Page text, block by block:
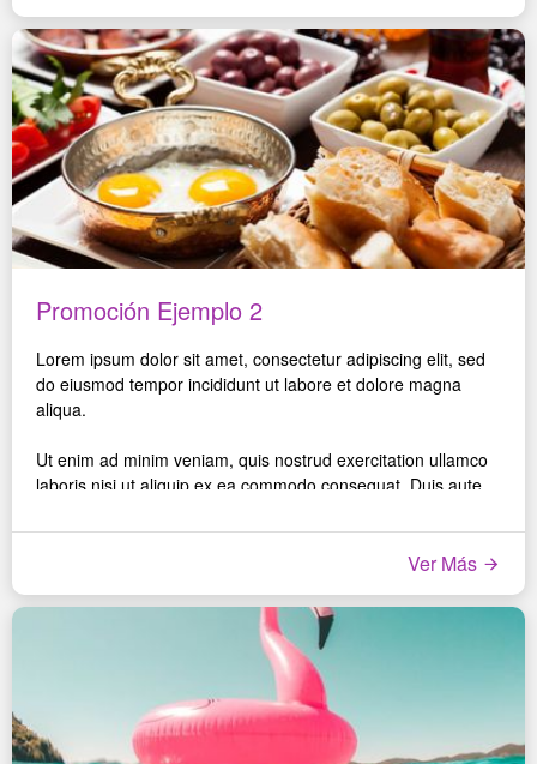
qui officia deserunt mollit anim id est laborum
Promoción Ejemplo 2
Lorem ipsum dolor sit amet, consectetur adipiscing elit, sed
do eiusmod tempor incididunt ut labore et dolore magna
aliqua.
Ut enim ad minim veniam, quis nostrud exercitation ullamco
laboris nisi ut aliquip ex ea commodo consequat. Duis aute
dolore eu fugiat nulla pariatur.
qui officia deserunt mollit anim id est laborum
Ver Más